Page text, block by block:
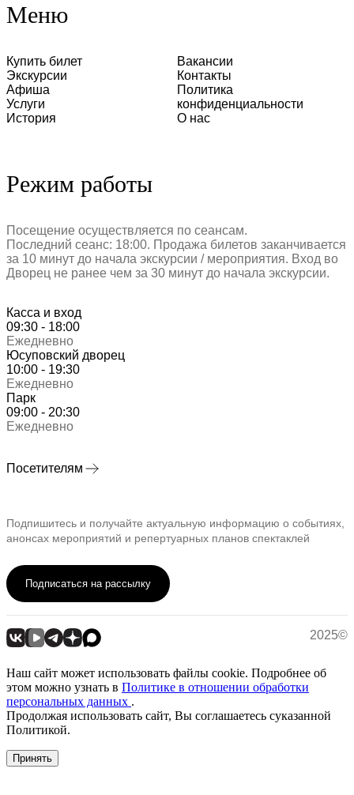
Меню
Купить билет
Экскурсии
Афиша
Услуги
История
Вакансии
Контакты
Политика
конфиденциальности
О нас
Режим работы
Посещение осуществляется по сеансам.
Последний сеанс: 18:00. Продажа билетов заканчивается
за 10 минут до начала экскурсии / мероприятия. Вход во
Дворец не ранее чем за 30 минут до начала экскурсии.
Касса и вход
09:30 - 18:00
Ежедневно
Юсуповский дворец
10:00 - 19:30
Ежедневно
Парк
09:00 - 20:30
Ежедневно
Посетителям
Подпишитесь и получайте актуальную информацию о событиях,
анонсах мероприятий и репертуарных планов спектаклей
Подписаться на рассылку
2025©
Наш сайт может использовать файлы cookie. Подробнее об
этом можно узнать в Политике в отношении обработки
персональных данных .
Продолжая использовать сайт, Вы соглашаетесь суказанной
Политикой.
Принять